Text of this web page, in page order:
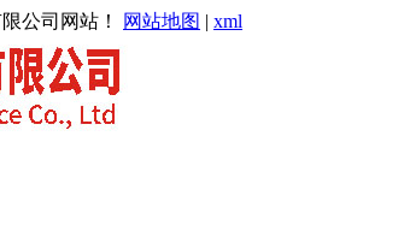
公司网站！ 网站地图 | xml